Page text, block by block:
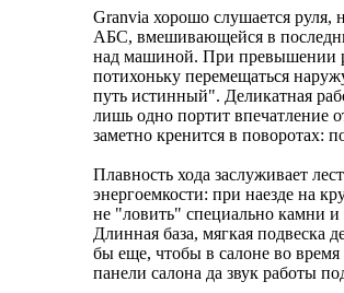
Granvia хорошо слушается руля,
АБС, вмешивающейся в
над машиной. При превышении
потихоньку перемещаться
путь истинный". Деликатная
лишь одно портит впечатление
заметно кренится в поворотах:
Плавность хода заслуживает
энергоемкости: при наезде на
не "ловить" специально камни и
Длинная база, мягкая подвеска
бы еще, чтобы в салоне во
панели салона да звук работы